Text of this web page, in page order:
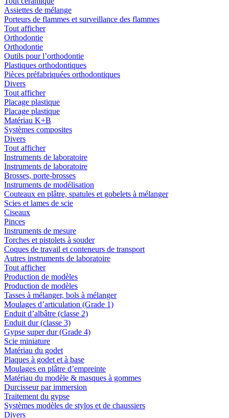
Assiettes de mélange
Porteurs de flammes et surveillance des flammes
Tout afficher
Orthodontie
Orthodontie
Outils pour l’orthodontie
Plastiques orthodontiques
Pièces préfabriquées orthodontiques
Divers
Tout afficher
Placage plastique
Placage plastique
Matériau K+B
Systèmes composites
Divers
Tout afficher
Instruments de laboratoire
Instruments de laboratoire
Brosses, porte-brosses
Instruments de modélisation
Couteaux en plâtre, spatules et gobelets à mélanger
Scies et lames de scie
Ciseaux
Pinces
Instruments de mesure
Torches et pistolets à souder
Coques de travail et conteneurs de transport
Autres instruments de laboratoire
Tout afficher
Production de modèles
Production de modèles
Tasses à mélanger, bols à mélanger
Moulages d’articulation (Grade 1)
Enduit d’albâtre (classe 2)
Enduit dur (classe 3)
Gypse super dur (Grade 4)
Scie miniature
Matériau du godet
Plaques à godet et à base
Moulages en plâtre d’empreinte
Matériau du modèle & masques à gommes
Durcisseur par immersion
Traitement du gypse
Systèmes modèles de stylos et de chaussiers
Divers